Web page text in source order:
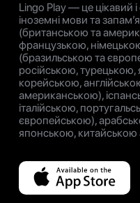
Lingo Play — це цікавий
іноземні мови та
(британською та
французькою,
(бразильською та
російською,
корейською,
американською),
італійською,
європейською),
японською,